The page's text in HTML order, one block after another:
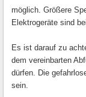
möglich. Größere
Elektrogeräte sind
Es ist darauf zu
dem vereinbarten
dürfen. Die
sein.